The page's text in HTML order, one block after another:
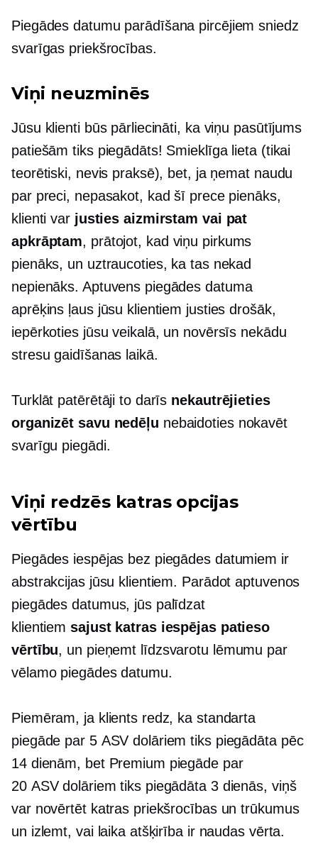
Piegādes datumu parādīšana pircējiem sniedz
svarīgas priekšrocības.
Viņi neuzminēs
Jūsu klienti būs pārliecināti, ka viņu pasūtījums
patiešām tiks piegādāts! Smieklīga lieta (tikai
teorētiski, nevis praksē), bet, ja ņemat naudu
par preci, nepasakot, kad šī prece pienāks,
klienti var justies aizmirstam vai pat
apkrāptam, prātojot, kad viņu pirkums
pienāks, un uztraucoties, ka tas nekad
nepienāks. Aptuvens piegādes datuma
aprēķins ļaus jūsu klientiem justies drošāk,
iepērkoties jūsu veikalā, un novērsīs nekādu
stresu gaidīšanas laikā.
Turklāt patērētāji to darīs nekautrējieties
organizēt savu nedēļu nebaidoties nokavēt
svarīgu piegādi.
Viņi redzēs katras opcijas
vērtību
Piegādes iespējas bez piegādes datumiem ir
abstrakcijas jūsu klientiem. Parādot aptuvenos
piegādes datumus, jūs palīdzat
klientiemsajust katras iespējas patieso
vērtību, un pieņemt līdzsvarotu lēmumu par
vēlamo piegādes datumu.
Piemēram, ja klients redz, ka standarta
piegāde par 5 ASV dolāriem tiks piegādāta pēc
14 dienām, bet Premium piegāde par
20 ASV dolāriem tiks piegādāta 3 dienās, viņš
var novērtēt katras priekšrocības un trūkumus
un izlemt, vai laika atšķirība ir naudas vērta.